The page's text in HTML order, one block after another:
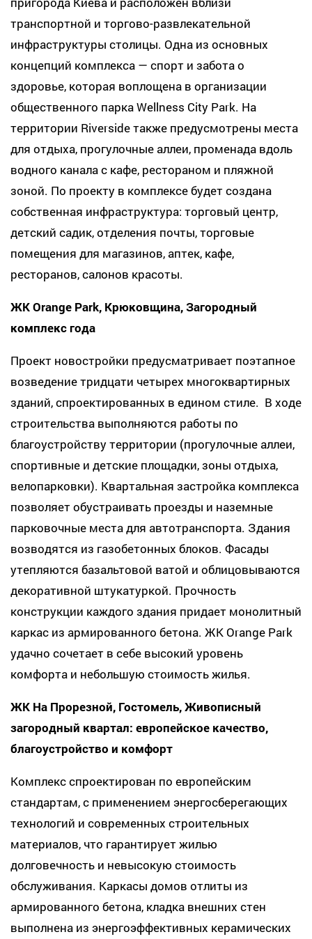
транспортной и торгово-развлекательной
инфраструктуры столицы. Одна из основных
концепций комплекса — спорт и забота о
здоровье, которая воплощена в организации
общественного парка Wellness City Park. На
территории Riverside также предусмотрены места
для отдыха, прогулочные аллеи, променада вдоль
водного канала с кафе, рестораном и пляжной
зоной. По проекту в комплексе будет создана
собственная инфраструктура: торговый центр,
детский садик, отделения почты, торговые
помещения для магазинов, аптек, кафе,
ресторанов, салонов красоты.
ЖК Orange Park, Крюковщина, Загородный
комплекс года
Проект новостройки предусматривает поэтапное
возведение тридцати четырех многоквартирных
зданий, спроектированных в едином стиле. В ходе
строительства выполняются работы по
благоустройству территории (прогулочные аллеи,
спортивные и детские площадки, зоны отдыха,
велопарковки). Квартальная застройка комплекса
позволяет обустраивать проезды и наземные
парковочные места для автотранспорта. Здания
возводятся из газобетонных блоков. Фасады
утепляются базальтовой ватой и облицовываются
декоративной штукатуркой. Прочность
конструкции каждого здания придает монолитный
каркас из армированного бетона. ЖК Orange Park
удачно сочетает в себе высокий уровень
комфорта и небольшую стоимость жилья.
ЖК На Прорезной, Гостомель, Живописный
загородный квартал: европейское качество,
благоустройство и комфорт
Комплекс спроектирован по европейским
стандартам, с применением энергосберегающих
технологий и современных строительных
материалов, что гарантирует жилью
долговечность и невысокую стоимость
обслуживания. Каркасы домов отлиты из
армированного бетона, кладка внешних стен
выполнена из энергоэффективных керамических